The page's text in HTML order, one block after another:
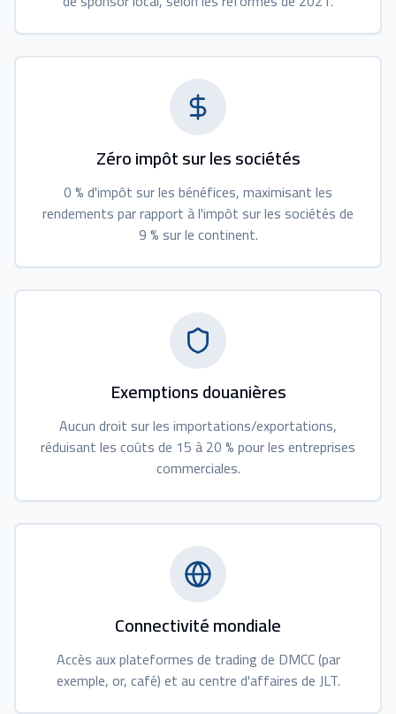
Zéro impôt sur les sociétés
0 % d'impôt sur les bénéfices, maximisant les
rendements par rapport à l'impôt sur les sociétés de
9 % sur le continent.
Exemptions douanières
Aucun droit sur les importations/exportations,
réduisant les coûts de 15 à 20 % pour les entreprises
commerciales.
Connectivité mondiale
Accès aux plateformes de trading de DMCC (par
exemple, or, café) et au centre d'affaires de JLT.